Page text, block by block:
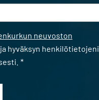
neuvoston
ja hyväksyn henkilötietojeni
*